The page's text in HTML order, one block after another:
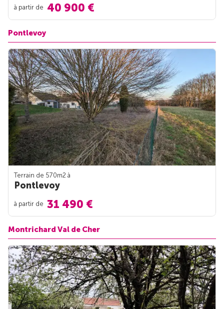
à partir de 40 900 €
Pontlevoy
Terrain de 570m2 à
Pontlevoy
à partir de 31 490 €
Montrichard Val de Cher